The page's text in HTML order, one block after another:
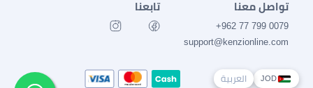
تواصل معنا
0079 799 77 962+
support@kenzionline.com
تابعنا
JOD العربية